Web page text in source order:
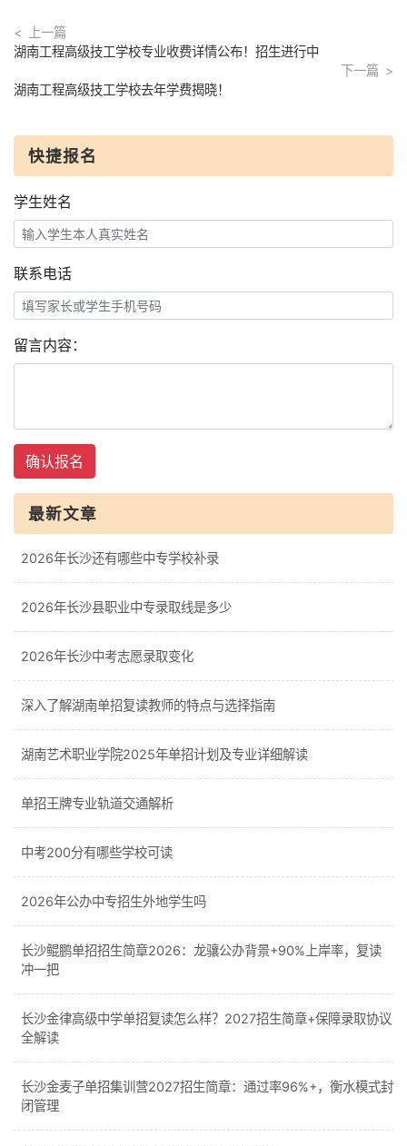
上一篇
湖南工程高级技工学校专业收费详情公布！招生进行中
下一篇
湖南工程高级技工学校去年学费揭晓！
快捷报名
学生姓名
联系电话
留言内容：
确认报名
最新文章
2026年长沙还有哪些中专学校补录
2026年长沙县职业中专录取线是多少
2026年长沙中考志愿录取变化
深入了解湖南单招复读教师的特点与选择指南
湖南艺术职业学院2025年单招计划及专业详细解读
单招王牌专业轨道交通解析
中考200分有哪些学校可读
2026年公办中专招生外地学生吗
长沙鲲鹏单招招生简章2026：龙骧公办背景+90%上岸率，复读
冲一把
长沙金律高级中学单招复读怎么样？2027招生简章+保障录取协议
全解读
长沙金麦子单招集训营2027招生简章：通过率96%+，衡水模式封
闭管理